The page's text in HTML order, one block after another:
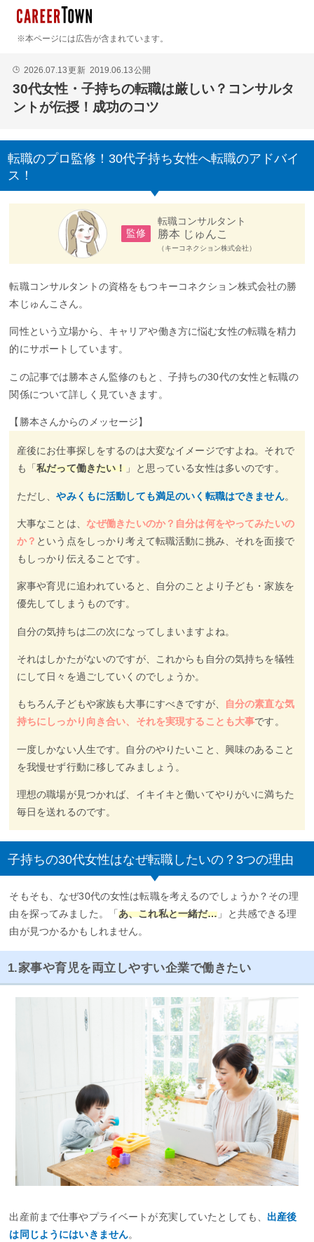
※本ページには広告が含まれています。
🕒 2026.07.13更新 2019.06.13公開
30代女性・子持ちの転職は厳しい？コンサルタ
ントが伝授！成功のコツ
転職のプロ監修！30代子持ち女性へ転職のアドバイ
ス！
監修
転職コンサルタント
勝本 じゅんこ
（キーコネクション株式会社）
転職コンサルタントの資格をもつキーコネクション株式会社の勝
本じゅんこさん。
同性という立場から、キャリアや働き方に悩む女性の転職を精力
的にサポートしています。
この記事では勝本さん監修のもと、子持ちの30代の女性と転職の
関係について詳しく見ていきます。
【勝本さんからのメッセージ】
産後にお仕事探しをするのは大変なイメージですよね。それで
も「私だって働きたい！ 」と思っている女性は多いのです。
ただし、やみくもに活動しても満足のいく転職はできません。
大事なことは、 なぜ働きたいのか？自分は何をやってみたいの
か？ という点をしっかり考えて転職活動に挑み、それを面接で
もしっかり伝えることです。
家事や育児に追われていると、自分のことより子ども・家族を
優先してしまうものです。
自分の気持ちは二の次になってしまいますよね。
それはしかたがないのですが、これからも自分の気持ちを犠牲
にして日々を過ごしていくのでしょうか。
もちろん子どもや家族も大事にすべきですが、
自分の素直な気
持ちにしっかり向き合い、それを実現することも大事です。
一度しかない人生です。自分のやりたいこと、興味のあること
を我慢せず行動に移してみましょう。
理想の職場が見つかれば、イキイキと働いてやりがいに満ちた
毎日を送れるのです。
子持ちの30代女性はなぜ転職したいの？3つの理由
そもそも、なぜ30代の女性は転職を考えるのでしょうか？その理
由を探ってみました。「あ、これ私と一緒だ… 」と共感できる理
由が見つかるかもしれません。
1.家事や育児を両立しやすい企業で働きたい
出産前まで仕事やプライベートが充実していたとしても、 出産後
は同じようにはいきません。